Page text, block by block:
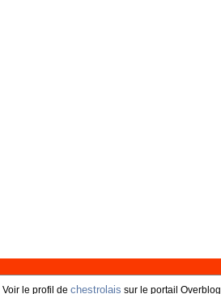
Voir le profil de chestrolais sur le portail Overblog